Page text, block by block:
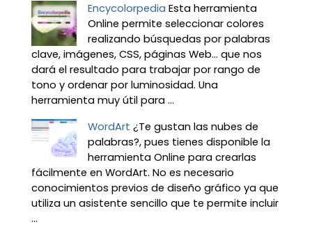
Encycolorpedia Esta herramienta
Online permite seleccionar colores
realizando búsquedas por palabras
clave, imágenes, CSS, páginas Web... que nos
dará el resultado para trabajar por rango de
tono y ordenar por luminosidad. Una
herramienta muy útil para ...
WordArt ¿Te gustan las nubes de
palabras?, pues tienes disponible la
herramienta Online para crearlas
fácilmente en WordArt. No es necesario
conocimientos previos de diseño gráfico ya que
utiliza un asistente sencillo que te permite incluir
...